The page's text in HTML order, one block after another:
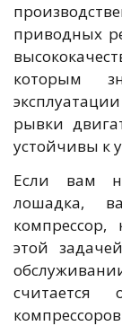
приводных
которым
рывки
устойчивы к
Если вам
лошадка,
этой